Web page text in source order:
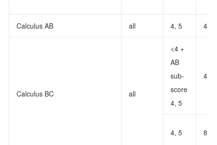
Calculus AB all 4, 5 4
Calculus BC all
<4 +
AB
sub-
score
4, 5
4
4, 5 8